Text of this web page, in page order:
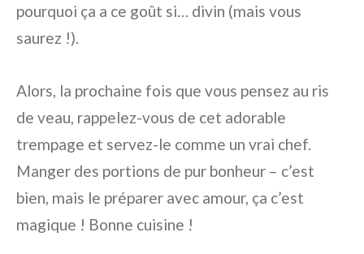
pourquoi ça a ce goût si… divin (mais vous
saurez !).
Alors, la prochaine fois que vous pensez au ris
de veau, rappelez-vous de cet adorable
trempage et servez-le comme un vrai chef.
Manger des portions de pur bonheur – c’est
bien, mais le préparer avec amour, ça c’est
magique ! Bonne cuisine !